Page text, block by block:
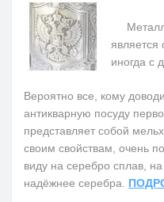
Металл
является
иногда с
Вероятно все, кому
антикварную посуду
представляет собой
своим свойствам, очень
виду на серебро сплав,
надёжнее серебра.